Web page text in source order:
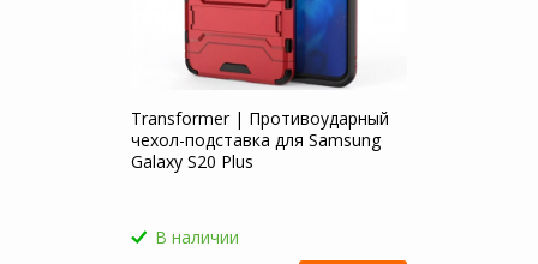
Transformer | Противоударный
чехол-подставка для Samsung
Galaxy S20 Plus
В наличии